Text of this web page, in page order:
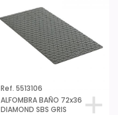
Ref. 5513106
ALFOMBRA BAÑO 72x36
DIAMOND SBS GRIS